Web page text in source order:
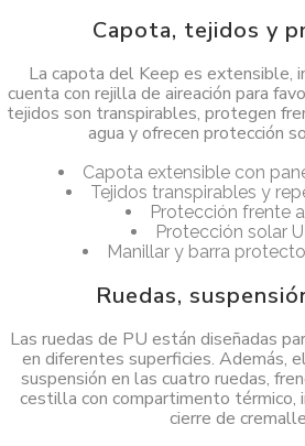
Capota, tejidos y
La capota del Keep es extensible,
cuenta con rejilla de aireación para
tejidos son transpirables, protegen
agua y ofrecen protección
Capota extensible con
Tejidos transpirables y
Protección frente
Protección solar
Manillar y barra
Ruedas,
Las ruedas de PU están diseñadas
en diferentes superficies. Además,
suspensión en las cuatro ruedas,
cestilla con compartimento térmico,
cierre de